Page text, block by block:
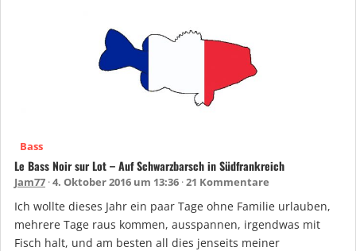
Bass
Le Bass Noir sur Lot – Auf Schwarzbarsch in Südfrankreich
Jam77 4. Oktober 2016 um 13:36 21 Kommentare
Ich wollte dieses Jahr ein paar Tage ohne Familie urlauben,
mehrere Tage raus kommen, ausspannen, irgendwas mit
Fisch halt, und am besten all dies jenseits meiner